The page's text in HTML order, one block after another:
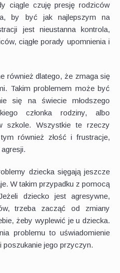
ciągle czuję presję rodziców
by być jak najlepszym na
jest nieustanna kontrola,
ciągłe porady upomnienia i
również dlatego, że zmaga się
Takim problemem może być
się na świecie młodszego
członka rodziny, albo
szkole. Wszystkie te rzeczy
również złość i frustracje,
dziecka sięgają jeszcze
W takim przypadku z pomocą
dziecko jest agresywne,
trzeba zacząć od zmiany
żeby wyplewić je u dziecka.
problemu to uświadomienie
poszukanie jego przyczyn.